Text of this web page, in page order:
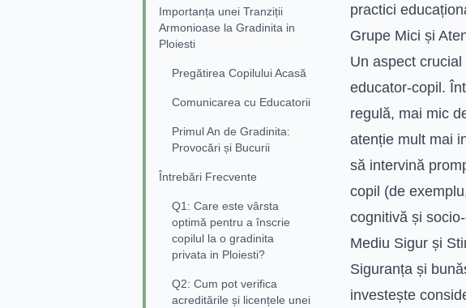
Importanța unei Tranziții
Armonioase la Gradinita in
Ploiesti
Pregătirea Copilului Acasă
Comunicarea cu Educatorii
Primul An de Gradinita:
Provocări și Bucurii
Întrebări Frecvente
Q1: Care este vârsta
optimă pentru a înscrie
copilul la o gradinita
privata in Ploiesti?
Q2: Cum pot verifica
acreditările și licențele unei
practici
Grupe Mici și
Un aspect
educator-copil.
regulă, mai mic
atenție mult mai
să intervină
copil (de
cognitivă și
Mediu Sigur și
Siguranța și
investește